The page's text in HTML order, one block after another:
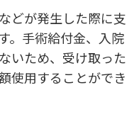
どが発生した際に支
。手術給付金、入院
いため、受け取った
使用することができ